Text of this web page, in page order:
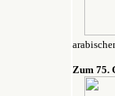
Zum 75.